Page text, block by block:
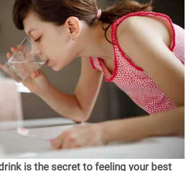
is the secret to feeling your best